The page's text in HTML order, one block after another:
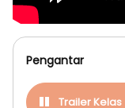
Pengantar
Trailer Kelas